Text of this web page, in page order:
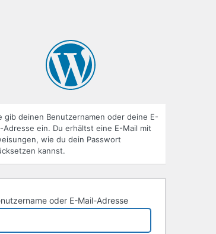
gib deinen Benutzernamen oder deine E-
Adresse ein. Du erhältst eine E-Mail mit
wie du dein Passwort
kannst.
oder E-Mail-Adresse